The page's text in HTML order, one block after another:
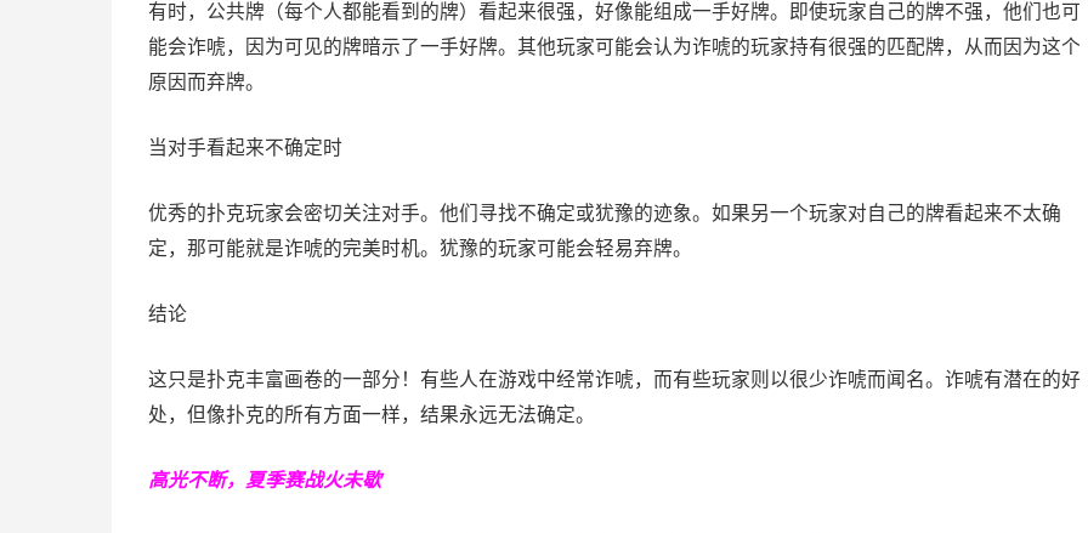
有时，公共牌（每个人都能看到的牌）看起来很强，好像能组成一手好牌。即使玩家自己的牌不强，他们也可
能会诈唬，因为可见的牌暗示了一手好牌。其他玩家可能会认为诈唬的玩家持有很强的匹配牌，从而因为这个
原因而弃牌。
当对手看起来不确定时
优秀的扑克玩家会密切关注对手。他们寻找不确定或犹豫的迹象。如果另一个玩家对自己的牌看起来不太确
定，那可能就是诈唬的完美时机。犹豫的玩家可能会轻易弃牌。
结论
这只是扑克丰富画卷的一部分！有些人在游戏中经常诈唬，而有些玩家则以很少诈唬而闻名。诈唬有潜在的好
处，但像扑克的所有方面一样，结果永远无法确定。
高光不断，夏季赛战火未歇